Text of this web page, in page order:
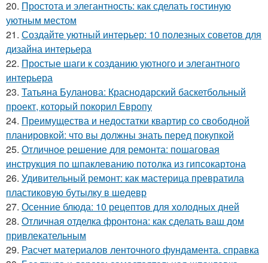
20. Простота и элегантность: как сделать гостиную
уютным местом
21. Создайте уютный интерьер: 10 полезных советов для
дизайна интерьера
22. Простые шаги к созданию уютного и элегантного
интерьера
23. Татьяна Буланова: Краснодарский баскетбольный
проект, который покорил Европу
24. Преимущества и недостатки квартир со свободной
планировкой: что вы должны знать перед покупкой
25. Отличное решение для ремонта: пошаговая
инструкция по шпаклеванию потолка из гипсокартона
26. Удивительный ремонт: как мастерица превратила
пластиковую бутылку в шедевр
27. Осенние блюда: 10 рецептов для холодных дней
28. Отличная отделка фронтона: как сделать ваш дом
привлекательным
29. Расчет материалов ленточного фундамента. справка